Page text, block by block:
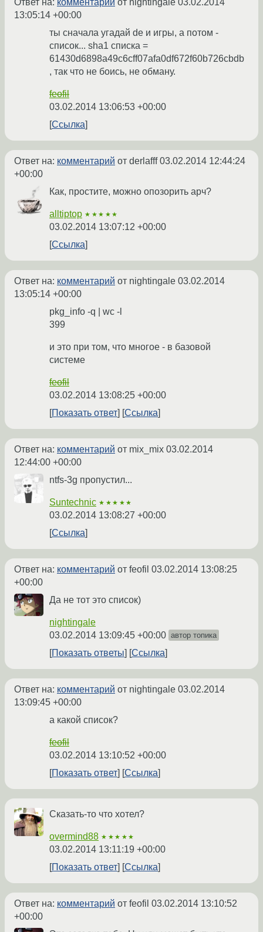
Ответ на: комментарий от nightingale 03.02.2014
13:05:14 +00:00
ты сначала угадай de и игры, а потом -
список... sha1 списка =
61430d6898a49c6cff07afa0df672f60b726cbdb
, так что не боись, не обману.
feofil
03.02.2014 13:06:53 +00:00
Ссылка
Ответ на: комментарий от derlafff03.02.2014 12:44:24
+00:00
Как, простите, можно опозорить арч?
alltiptop ★★★★★
03.02.2014 13:07:12 +00:00
Ссылка
Ответ на: комментарий от nightingale 03.02.2014
13:05:14 +00:00
pkg_info -q | wc -l
399
и это при том, что многое - в базовой
системе
feofil
03.02.2014 13:08:25 +00:00
Показать ответ
Ссылка
Ответ на: комментарий от mix_mix 03.02.2014
12:44:00 +00:00
ntfs-3g пропустил...
Suntechnic ★★★★★
03.02.2014 13:08:27 +00:00
Ссылка
Ответ на: комментарий от feofil 03.02.2014 13:08:25
+00:00
Да не тот это список)
nightingale
03.02.2014 13:09:45 +00:00 автор топика
Показать ответы Ссылка
Ответ на: комментарий от nightingale 03.02.2014
13:09:45 +00:00
а какой список?
feofil
03.02.2014 13:10:52 +00:00
Показать ответ
Ссылка
Сказать-то что хотел?
overmind88 ★★★★★
03.02.2014 13:11:19 +00:00
Показать ответ
Ссылка
Ответ на: комментарий от feofil 03.02.2014 13:10:52
+00:00